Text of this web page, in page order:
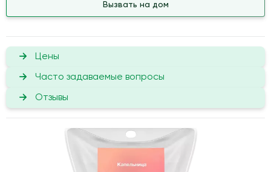
Вызвать на дом
Цены
Часто задаваемые вопросы
Отзывы